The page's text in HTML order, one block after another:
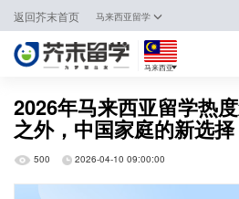
返回芥末首页 马来西亚留学
马来西亚
韩国
2026年马来西亚留学热
之外，中国家庭的新选择
500 2026-04-10 09:00:00